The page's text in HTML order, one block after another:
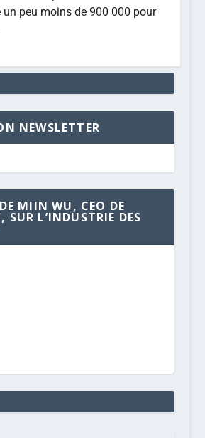
un peu moins de 900 000 pour
NEWSLETTER
MIIN WU, CEO DE
SUR L’INDUSTRIE DES